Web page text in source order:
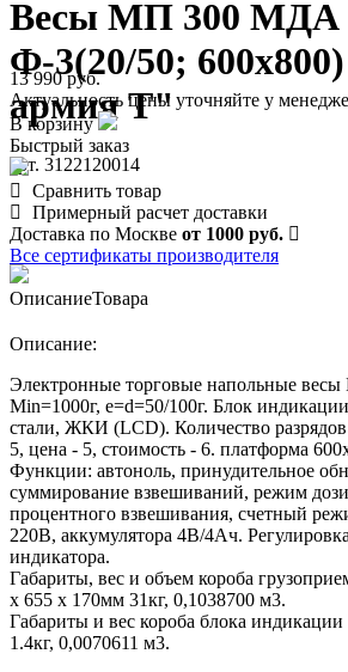
Весы МП 300 МДА
Ф-3(20/50;
армия Т"
арт. 3122120014
13 990 руб.
Актуальность цены уточняйте у
В корзину
Быстрый заказ
Сравнить товар
Примерный расчет доставки
Доставка по Москве от 1000 руб.
Все сертификаты производителя
ОписаниеТовара
Описание:
Электронные торговые напольные весы
Min=1000г, e=d=50/100г. Блок
стали, ЖКИ (LCD). Количество
5, цена - 5, стоимость - 6. платформа
Функции: автоноль, принудительное
суммирование взвешиваний, режим
процентного взвешивания, счетный
220В, аккумулятора 4В/4Ач.
индикатора.
Габариты, вес и объем короба
х 655 х 170мм 31кг, 0,1038700 м3.
Габариты и вес короба блока
1.4кг, 0,0070611 м3.